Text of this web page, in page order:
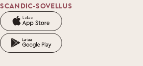
SCANDIC-SOVELLUS